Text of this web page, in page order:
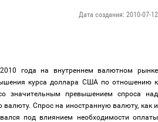
Дата создания: 2010-07-12
года на внутреннем валютном рынке
курса доллара США по отношению к
значительным превышением спроса над
Спрос на иностранную валюту, как и
под влиянием необходимости оплаты